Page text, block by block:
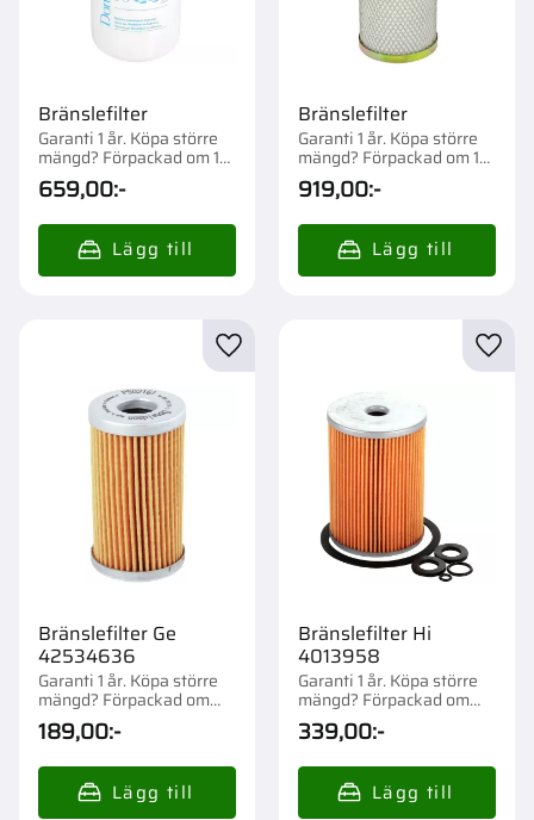
Bränslefilter
Garanti 1 år. Köpa större
mängd? Förpackad om 1
st.
659,00:-
Bränslefilter
Garanti 1 år. Köpa större
mängd? Förpackad om 1
st.
919,00:-
Bränslefilter Ge
42534636
Garanti 1 år. Köpa större
mängd? Förpackad om
1/12 st.
189,00:-
Lägg till i favoriter
Bränslefilter Hi
4013958
Garanti 1 år. Köpa större
mängd? Förpackad om
1/12 st.
339,00:-